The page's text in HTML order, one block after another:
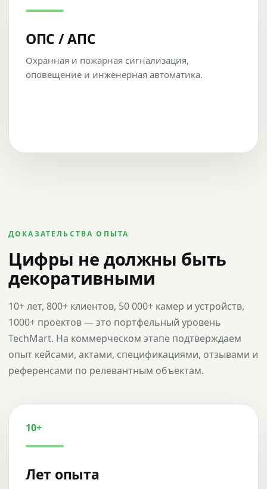
ОПС / АПС
Охранная и пожарная сигнализация,
оповещение и инженерная автоматика.
ДОКАЗАТЕЛЬСТВА ОПЫТА
Цифры не должны быть
декоративными
10+ лет, 800+ клиентов, 50 000+ камер и устройств,
1000+ проектов — это портфельный уровень
TechMart. На коммерческом этапе подтверждаем
опыт кейсами, актами, спецификациями, отзывами и
референсами по релевантным объектам.
10+
Лет опыта